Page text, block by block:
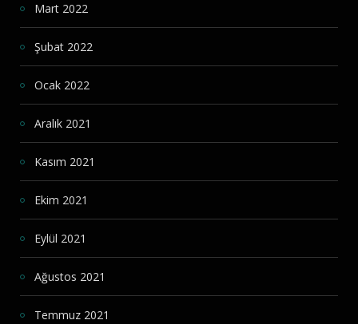
Mart 2022
Şubat 2022
Ocak 2022
Aralık 2021
Kasım 2021
Ekim 2021
Eylül 2021
Ağustos 2021
Temmuz 2021